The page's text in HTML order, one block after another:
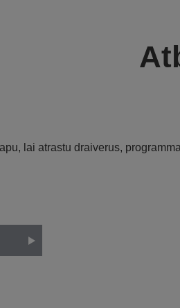
lai atrastu draiverus,